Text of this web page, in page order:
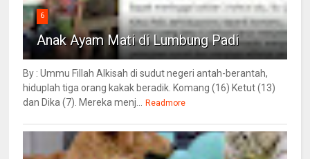
6
Anak Ayam Mati di Lumbung Padi
By : Ummu Fillah Alkisah di sudut negeri antah-berantah,
hiduplah tiga orang kakak beradik. Komang (16) Ketut (13)
dan Dika (7). Mereka menj... Readmore